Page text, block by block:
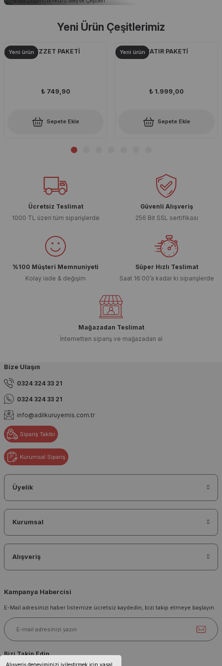
Alışveriş deneyiminizi iyileştirmek için yasal
Yeni Ürün Çeşitlerimiz
Yeni ürünLEZZET PAKETİ
₺ 749,90
Sepete Ekle
Yeni ürün HATIR PAKETİ
₺ 1.999,00
Sepete Ekle
Ücretsiz Teslimat
1000 TL üzeri tüm siparişlerde
Güvenli Alışveriş
256 Bit SSL sertifikası
%100 Müşteri Memnuniyeti
Kolay iade & değişim
Süper Hızlı Teslimat
Saat 16:00’a kadar ki siparişlerde
Mağazadan Teslimat
İnternetten sipariş ve mağazadan al
Bize Ulaşın
0324 324 33 21
0324 324 33 21
info@adilkuruyemis.com.tr
Sipariş Takibi
Kurumsal Sipariş
Üyelik
Kurumsal
Alışveriş
Kampanya Habercisi
E-Mail adresinizi haber listemize ücretsiz kaydedin, bizi takip etmeye başlayın.
Bizi Takip Edin